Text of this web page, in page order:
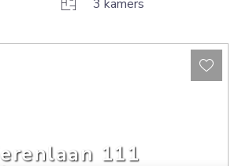
3 kamers
111